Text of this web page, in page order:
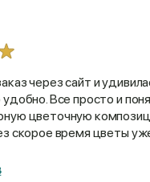
через сайт и
Все просто и
цветочную
скорое время цветы